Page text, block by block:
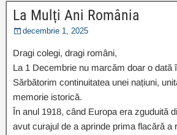
La Mulți Ani România
decembrie 1, 2025
Dragi colegi, dragi români,
La 1 Decembrie nu marcăm doar o dată
Sărbătorim continuitatea unei națiuni,
memorie istorică.
În anul 1918, când Europa era zguduită
avut curajul de a aprinde prima flacără a